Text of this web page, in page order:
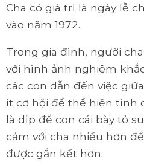
Cha có giá trị là ngày lễ
vào năm 1972.
Trong gia đình, người
với hình ảnh nghiêm
các con dẫn đến việc
ít cơ hội để thể hiện tình
là dịp để con cái bày tỏ
cảm với cha nhiều hơn
được gắn kết hơn.